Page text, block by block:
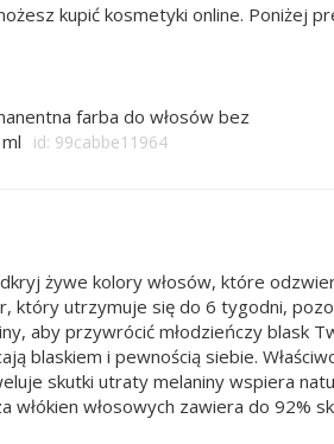
kupić kosmetyki online. Poniżej
farba do włosów bez
id: 99cabbe11964
żywe kolory włosów, które
który utrzymuje się do 6 tygodni,
aby przywrócić młodzieńczy blask
blaskiem i pewnością siebie.
skutki utraty melaniny wspiera
włosowych zawiera do 92%